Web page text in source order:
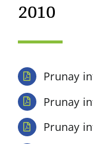
2010
Prunay
Prunay
Prunay